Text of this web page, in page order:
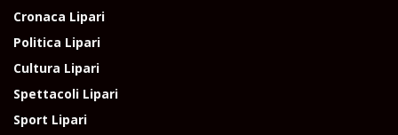
Cronaca Lipari
Politica Lipari
Cultura Lipari
Spettacoli Lipari
Sport Lipari